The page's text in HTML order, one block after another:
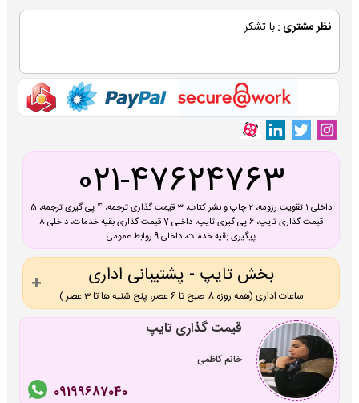
نظر مشتری :با تشکر
021-47624763
داخلی 1 تقویت رزومه، 2 چاپ و نشر کتاب، 3 قیمت گذاری ترجمه، 4 پی گیری ترجمه، 5
قیمت گذاری تایپ، 6 پی گیری تایپ، داخلی 7 قیمت گذاری بقیه خدمات، داخلی 8
پیگیری بقیه خدمات، داخلی 9 روابط عمومی
بخش تایپ - پشتیبانی اداری
ساعات اداری (همه روزه 8 صبح تا 6 عصر، پنج شنبه ها تا 3 عصر )
قیمت گذاری تایپ
خانم کاظمی
09199687040